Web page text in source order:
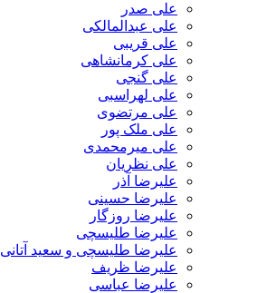
علی صدر
علی عبدالمالکی
علی قریبی
علی کرمانشاهی
علی گنجی
علی لهراسبی
علی مرتضوی
علی ملک پور
علی میرمحمدی
علی نظریان
علیرضا آذر
علیرضا حسینی
علیرضا روزگار
علیرضا طلیسچی
علیرضا طلیسچی و سعید آتانی
علیرضا ظریف
علیرضا عباسی